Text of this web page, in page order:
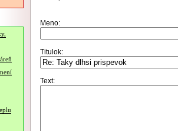
Meno:
Titulok:
Text: